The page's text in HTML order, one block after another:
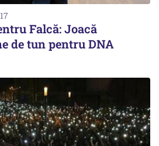
Falcă: Joacă
de tun pentru DNA